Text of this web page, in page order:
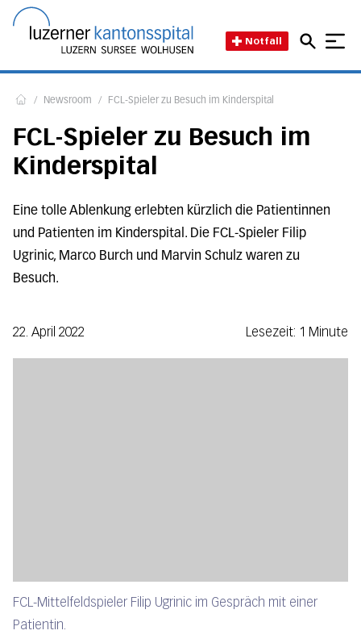
Notfall
/ Newsroom / FCL-Spieler zu Besuch im Kinderspital
FCL-Spieler zu Besuch im
Kinderspital
Eine tolle Ablenkung erlebten kürzlich die Patientinnen
und Patienten im Kinderspital. Die FCL-Spieler Filip
Ugrinic, Marco Burch und Marvin Schulz waren zu
Besuch.
22. April 2022 Lesezeit: 1 Minute
FCL-Mittelfeldspieler Filip Ugrinic im Gespräch mit einer
Patientin.